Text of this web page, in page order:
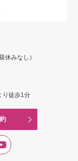
休みなし）
り徒歩1分